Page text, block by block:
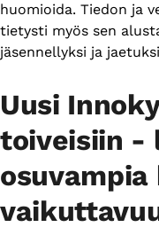
huomioida. Tiedon ja
tietysti myös sen
jäsennellyksi ja
Uusi
toiveisiin -